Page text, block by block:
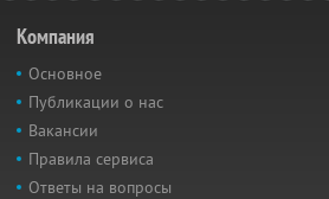
Компания
Основное
Публикации о нас
Вакансии
Правила сервиса
Ответы на вопросы